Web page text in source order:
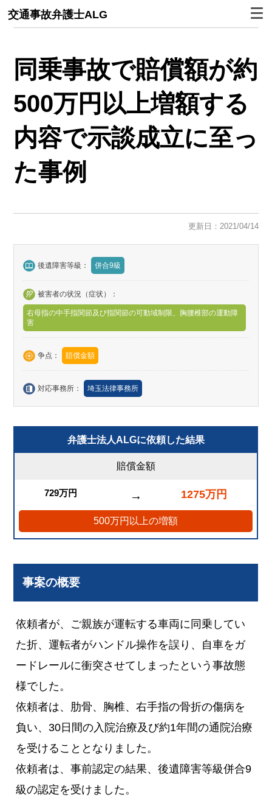
交通事故弁護士ALG
同乗事故で賠償額が約
500万円以上増額する
内容で示談成立に至っ
た事例
更新日：2021/04/14
後遺障害等級： 併合9級
被害者の状況（症状）：
右母指の中手指関節及び指関節の可動域制限、胸腰椎部の運動障
害
争点： 賠償金額
対応事務所： 埼玉法律事務所
弁護士法人ALGに依頼した結果
賠償金額
729万円 → 1275万円
500万円以上の増額
事案の概要
依頼者が、ご親族が運転する車両に同乗してい
た折、運転者がハンドル操作を誤り、自車をガ
ードレールに衝突させてしまったという事故態
様でした。
依頼者は、肋骨、胸椎、右手指の骨折の傷病を
負い、30日間の入院治療及び約1年間の通院治療
を受けることとなりました。
依頼者は、事前認定の結果、後遺障害等級併合9
級の認定を受けました。